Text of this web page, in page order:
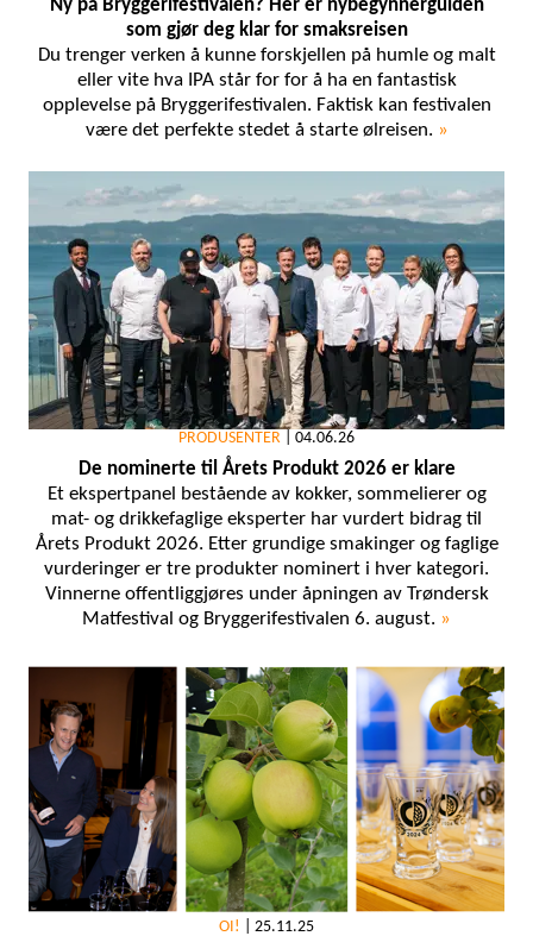
Ny på Bryggerifestivalen? Her er nybegynnerguiden
som gjør deg klar for smaksreisen
Du trenger verken å kunne forskjellen på humle og malt
eller vite hva IPA står for for å ha en fantastisk
opplevelse på Bryggerifestivalen. Faktisk kan festivalen
være det perfekte stedet å starte ølreisen. »
PRODUSENTER 04.06.26
De nominerte til Årets Produkt 2026 er klare
Et ekspertpanel bestående av kokker, sommelierer og
mat- og drikkefaglige eksperter har vurdert bidrag til
Årets Produkt 2026. Etter grundige smakinger og faglige
vurderinger er tre produkter nominert i hver kategori.
Vinnerne offentliggjøres under åpningen av Trøndersk
Matfestival og Bryggerifestivalen 6. august. »
OI! 25.11.25